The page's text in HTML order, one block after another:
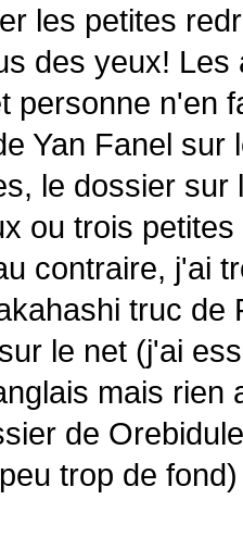
les petites
des yeux!
personne n'en
Yan Fanel
le dossier
ou trois
contraire, j'ai
truc
le net (j'ai
mais rien
de
trop de